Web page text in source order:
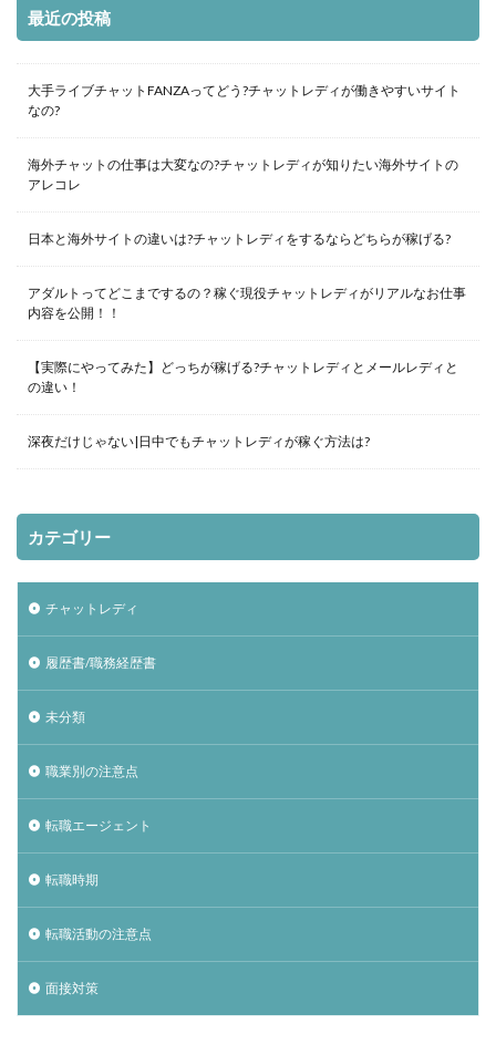
最近の投稿
大手ライブチャットFANZAってどう?チャットレディが働きやすいサイト
なの?
海外チャットの仕事は大変なの?チャットレディが知りたい海外サイトの
アレコレ
日本と海外サイトの違いは?チャットレディをするならどちらが稼げる?
アダルトってどこまでするの？稼ぐ現役チャットレディがリアルなお仕事
内容を公開！！
【実際にやってみた】どっちが稼げる?チャットレディとメールレディと
の違い！
深夜だけじゃない|日中でもチャットレディが稼ぐ方法は?
カテゴリー
チャットレディ
履歴書/職務経歴書
未分類
職業別の注意点
転職エージェント
転職時期
転職活動の注意点
面接対策